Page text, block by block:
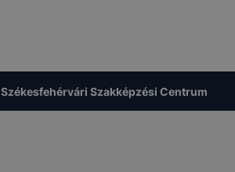
Székesfehérvári Szakképzési Centrum